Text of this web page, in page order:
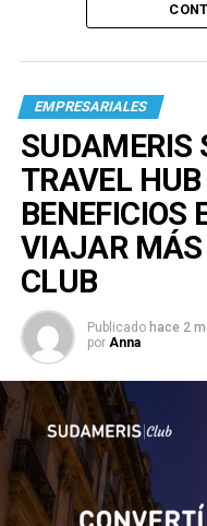
EMPRESARIALES
SUDAMERIS
TRAVEL
BENEFICIOS
VIAJAR MÁS
CLUB
Publicado hace 2
por Anna